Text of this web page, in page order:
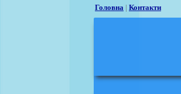
Головна | Контакти